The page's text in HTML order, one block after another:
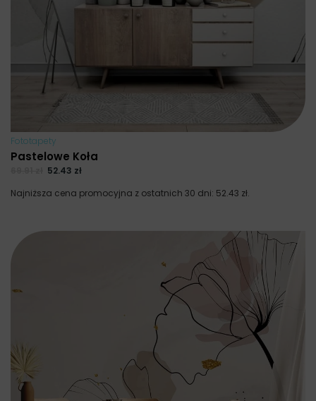
Fototapety
Pastelowe Koła
52.43 zł
Najniższa cena promocyjna z ostatnich 30 dni: 52.43 zł.